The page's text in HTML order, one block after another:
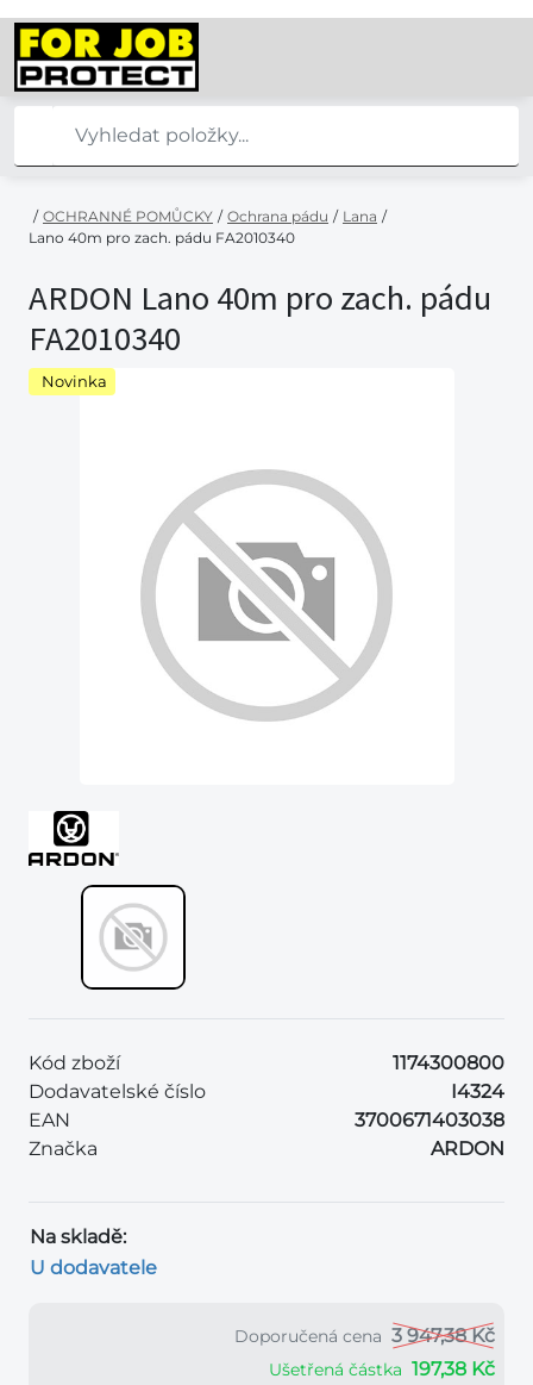
/ OCHRANNÉ POMŮCKY / Ochrana pádu / Lana /
Lano 40m pro zach. pádu FA2010340
ARDON Lano 40m pro zach. pádu
FA2010340
Novinka
Kód zboží
1174300800
Dodavatelské číslo
I4324
EAN
3700671403038
Značka
ARDON
Na skladě:
U dodavatele
Doporučená cena 3 947,38 Kč
Ušetřená částka 197,38 Kč